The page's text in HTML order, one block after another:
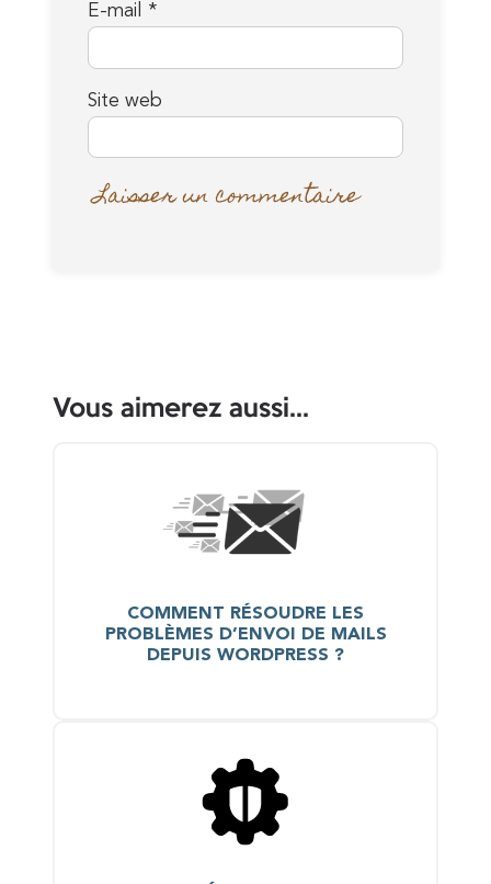
E-mail *
Site web
Vous aimerez aussi...
COMMENT RÉSOUDRE LES
PROBLÈMES D’ENVOI DE MAILS
DEPUIS WORDPRESS ?